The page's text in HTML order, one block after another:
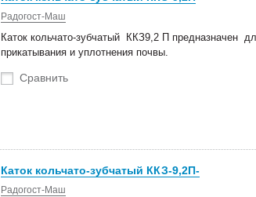
Радогост-Маш
Каток кольчато-зубчатый ККЗ9,2 П предназначен
прикатывания и уплотнения почвы.
Сравнить
Каток кольчато-зубчатый ККЗ-9,2П-
Радогост-Маш